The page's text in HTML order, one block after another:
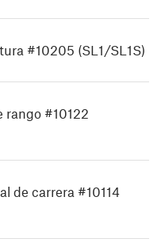
#10205 (SL1/SL1S)
rango #10122
de carrera #10114